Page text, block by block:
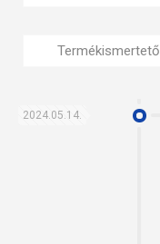
Termékismertető
2024.05.14.